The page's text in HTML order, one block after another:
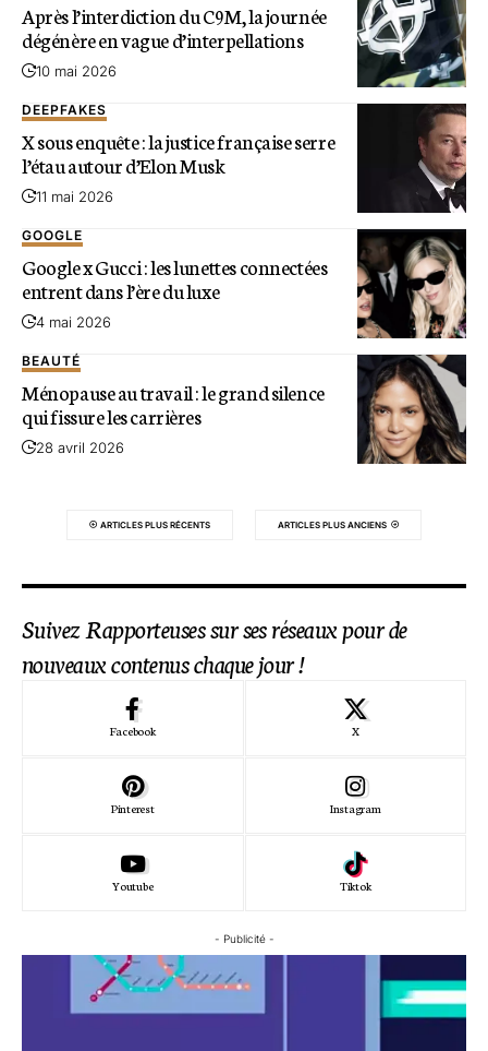
Après l’interdiction du C9M, la journée
dégénère en vague d’interpellations
10 mai 2026
DEEPFAKES
X sous enquête : la justice française serre
l’étau autour d’Elon Musk
11 mai 2026
GOOGLE
Google x Gucci : les lunettes connectées
entrent dans l’ère du luxe
4 mai 2026
BEAUTÉ
Ménopause au travail : le grand silence
qui fissure les carrières
28 avril 2026
ARTICLES PLUS RÉCENTS ARTICLES PLUS ANCIENS
Suivez Rapporteuses sur ses réseaux pour de
nouveaux contenus chaque jour !
Facebook X
Pinterest Instagram
Youtube Tiktok
- Publicité -